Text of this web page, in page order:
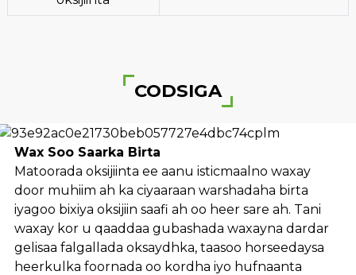
CODSIGA
Wax Soo Saarka Birta
Matoorada oksijiinta ee aanu isticmaalno waxay
door muhiim ah ka ciyaaraan warshadaha birta
iyagoo bixiya oksijiin saafi ah oo heer sare ah. Tani
waxay kor u qaaddaa gubashada waxayna dardar
gelisaa falgallada oksaydhka, taasoo horseedaysa
heerkulka foornada oo kordha iyo hufnaanta